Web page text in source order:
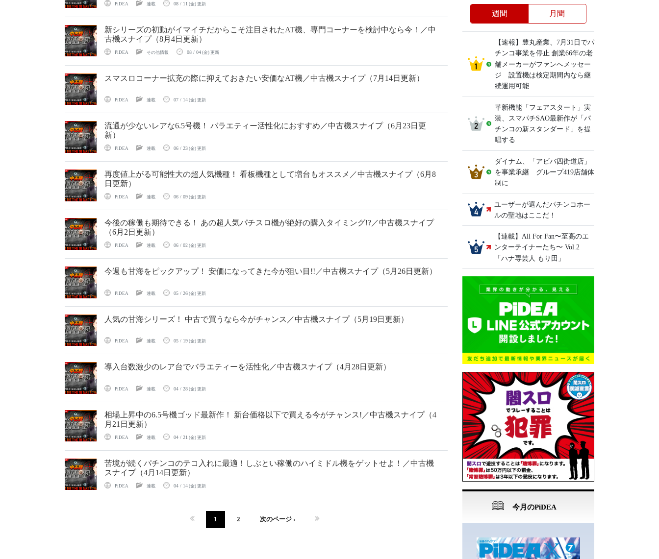
PiDEA 連載 08 / 11 (金) 更新
新シリーズの初動がイマイチだからこそ注目されたAT機、専門コーナーを検討中なら今！／中
古機スナイプ（8月4日更新）
PiDEA その他情報 08 / 04(金) 更新
スマスロコーナー拡充の際に抑えておきたい安価なAT機／中古機スナイプ（7月14日更新）
PiDEA 連載 07 / 14(金) 更新
流通が少ないレアな6.5号機！ バラエティー活性化におすすめ／中古機スナイプ（6月23日更
新）
PiDEA 連載 06 / 23(金) 更新
再度値上がる可能性大の超人気機種！ 看板機種として増台もオススメ／中古機スナイプ（6月8
日更新）
PiDEA 連載 06 / 09(金) 更新
今後の稼働も期待できる！ あの超人気パチスロ機が絶好の購入タイミング!?／中古機スナイプ
（6月2日更新）
PiDEA 連載 06 / 02(金) 更新
今週も甘海をピックアップ！ 安価になってきた今が狙い目!!／中古機スナイプ（5月26日更新）
PiDEA 連載 05 / 26(金) 更新
人気の甘海シリーズ！ 中古で買うなら今がチャンス／中古機スナイプ（5月19日更新）
PiDEA 連載 05 / 19(金) 更新
導入台数激少のレア台でバラエティーを活性化／中古機スナイプ（4月28日更新）
PiDEA 連載 04 / 28(金) 更新
相場上昇中の6.5号機ゴッド最新作！ 新台価格以下で買える今がチャンス!／中古機スナイプ（4
月21日更新）
PiDEA 連載 04 / 21 (金) 更新
苦境が続くパチンコのテコ入れに最適！しぶとい稼働のハイミドル機をゲットせよ！／中古機
スナイプ（4月14日更新）
PiDEA 連載 04 / 14(金) 更新
1 2 次のページ ›
週間 月間
【速報】豊丸産業、7月31日でパ
チンコ事業を停止 創業66年の老
舗メーカーがファンへメッセー
ジ 設置機は検定期間内なら継
続運用可能
革新機能「フェアスタート」実
装、スマパチSAO最新作が「パ
チンコの新スタンダード」を提
唱する
ダイナム、「アビバ四街道店」
を事業承継 グループ419店舗体
制に
ユーザーが選んだパチンコホー
ルの聖地はここだ！
【連載】All For Fan〜至高のエ
ンターテイナーたち〜 Vol.2
「ハナ専芸人 もり田」
今月のPiDEA